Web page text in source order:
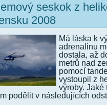
seskok z
2008
Má láska k
adrenalinu
dostala, až
metrů nad
pomocí
vystoupil z
výroby. Jaké
podělit v následujících